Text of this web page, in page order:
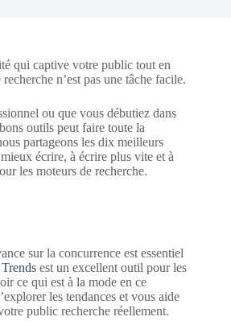
qui captive votre public tout en
n’est pas une tâche facile.
ou que vous débutiez dans
outils peut faire toute la
partageons les dix meilleurs
écrire, à écrire plus vite et à
les moteurs de recherche.
sur la concurrence est essentiel
est un excellent outil pour les
ce qui est à la mode en ce
les tendances et vous aide
public recherche réellement.